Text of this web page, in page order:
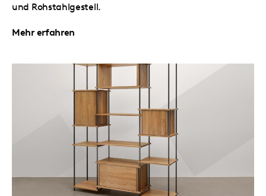
und Rohstahlgestell.
Mehr erfahren